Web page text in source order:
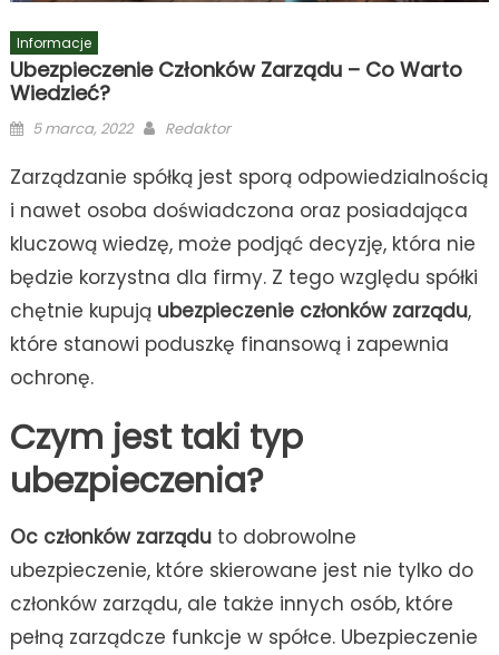
Informacje
Ubezpieczenie Członków Zarządu – Co Warto
Wiedzieć?
Posted
5 marca, 2022 Author
Redaktor
Zarządzanie spółką jest sporą odpowiedzialnością
i nawet osoba doświadczona oraz posiadająca
kluczową wiedzę, może podjąć decyzję, która nie
będzie korzystna dla firmy. Z tego względu spółki
chętnie kupują ubezpieczenie członków zarządu,
które stanowi poduszkę finansową i zapewnia
ochronę.
Czym jest taki typ
ubezpieczenia?
Oc członków zarząduto dobrowolne
ubezpieczenie, które skierowane jest nie tylko do
członków zarządu, ale także innych osób, które
pełną zarządcze funkcje w spółce. Ubezpieczenie